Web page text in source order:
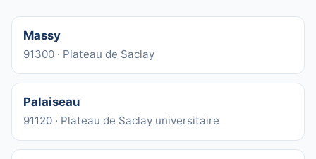
Massy
91300 · Plateau de Saclay
Palaiseau
91120 · Plateau de Saclay universitaire